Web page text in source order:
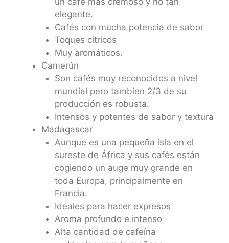
elegante.
Cafés con mucha potencia de sabor
Toques cítricos
Muy aromáticos.
Camerún
Son cafés muy reconocidos a nivel
mundial pero tambien 2/3 de su
producción es robusta.
Intensos y potentes de sabor y textura
Madagascar
Aunque es una pequeña isla en el
sureste de África y sus cafés están
cogiendo un auge muy grande en
toda Europa, principalmente en
Francia.
Ideales para hacer expresos
Aroma profundo e intenso
Alta cantidad de cafeína